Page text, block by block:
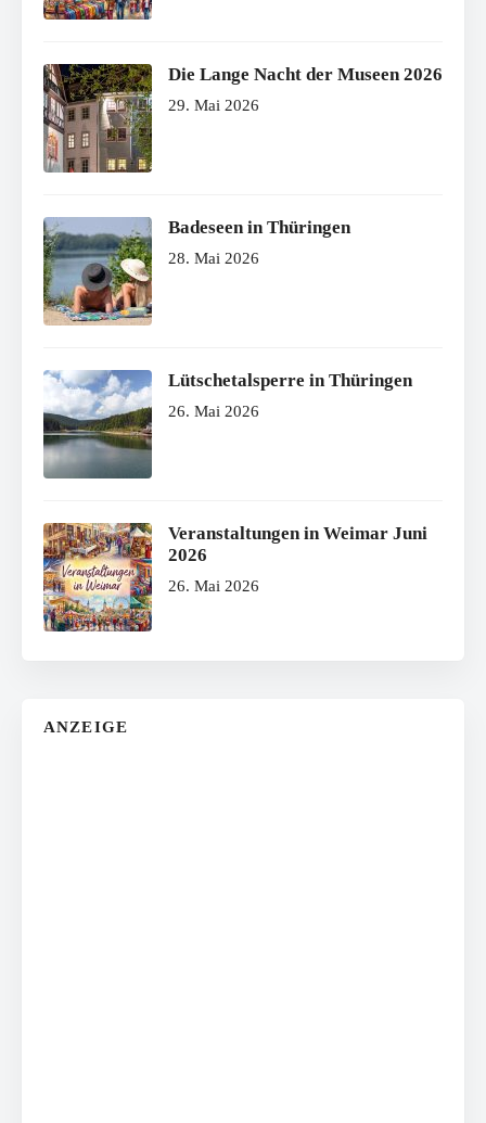
Die Lange Nacht der Museen 2026
29. Mai 2026
Badeseen in Thüringen
28. Mai 2026
Lütschetalsperre in Thüringen
26. Mai 2026
Veranstaltungen in Weimar Juni
2026
26. Mai 2026
ANZEIGE